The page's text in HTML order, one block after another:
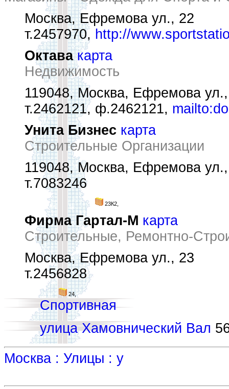
Москва, Ефремова ул., 22
т.2457970, http://
Октава карта
Недвижимость
119048, Москва, Ефремова
т.2462121, ф.2462121,
Унита Бизнес карта
Строительные Организации
119048, Москва, Ефремова
т.7083246
23К2,
Фирма Гартал-М карта
Строительные, Ремонтно-
Москва, Ефремова ул., 23
т.2456828
24,
Спортивная
улица Хамовнический Вал
Москва : Улицы : у